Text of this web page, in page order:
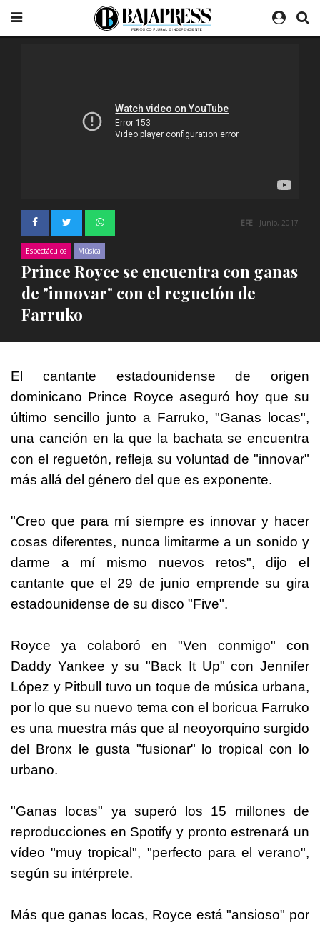
EFE - Junio, 2017
Espectáculos Música
Prince Royce se encuentra con ganas
de "innovar" con el reguetón de
Farruko
El cantante estadounidense de origen
dominicano Prince Royce aseguró hoy que su
último sencillo junto a Farruko, "Ganas locas",
una canción en la que la bachata se encuentra
con el reguetón, refleja su voluntad de "innovar"
más allá del género del que es exponente.
"Creo que para mí siempre es innovar y hacer
cosas diferentes, nunca limitarme a un sonido y
darme a mí mismo nuevos retos", dijo el
cantante que el 29 de junio emprende su gira
estadounidense de su disco "Five".
Royce ya colaboró en "Ven conmigo" con
Daddy Yankee y su "Back It Up" con Jennifer
López y Pitbull tuvo un toque de música urbana,
por lo que su nuevo tema con el boricua Farruko
es una muestra más que al neoyorquino surgido
del Bronx le gusta "fusionar" lo tropical con lo
urbano.
"Ganas locas" ya superó los 15 millones de
reproducciones en Spotify y pronto estrenará un
vídeo "muy tropical", "perfecto para el verano",
según su intérprete.
Más que ganas locas, Royce está "ansioso" por